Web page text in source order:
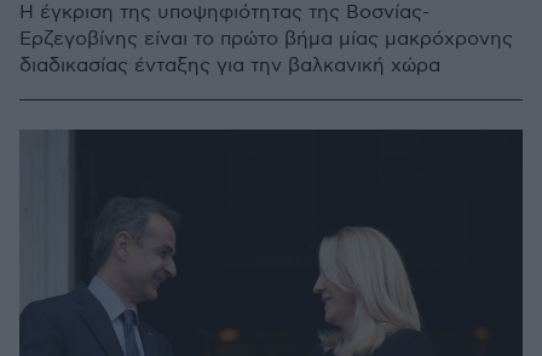
Η έγκριση της υποψηφιότητας της Βοσνίας-
Ερζεγοβίνης είναι το πρώτο βήμα μίας μακρόχρονης
διαδικασίας ένταξης για την βαλκανική χώρα